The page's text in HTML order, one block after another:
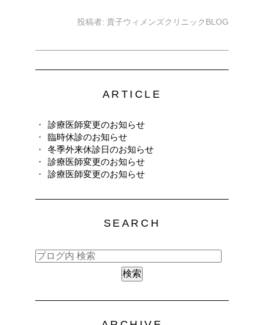
投稿者: 貴子ウィメンズクリニックBLOG
ARTICLE
診療医師変更のお知らせ
臨時休診のお知らせ
冬季外来休診日のお知らせ
診療医師変更のお知らせ
診療医師変更のお知らせ
SEARCH